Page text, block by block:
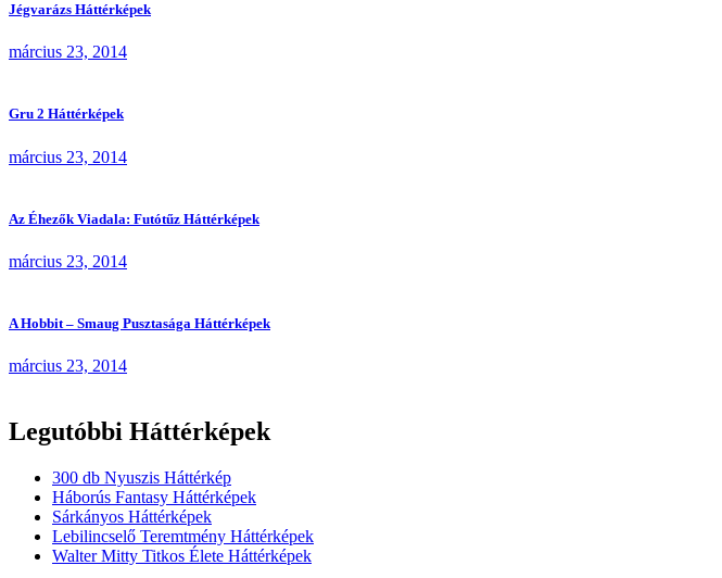
Jégvarázs Háttérképek
március 23, 2014
Gru 2 Háttérképek
március 23, 2014
Az Éhezők Viadala: Futótűz Háttérképek
március 23, 2014
A Hobbit – Smaug Pusztasága Háttérképek
március 23, 2014
Legutóbbi Háttérképek
300 db Nyuszis Háttérkép
Háborús Fantasy Háttérképek
Sárkányos Háttérképek
Lebilincselő Teremtmény Háttérképek
Walter Mitty Titkos Élete Háttérképek